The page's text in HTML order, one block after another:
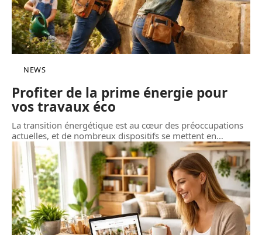
NEWS
Profiter de la prime énergie pour
vos travaux éco
La transition énergétique est au cœur des préoccupations
actuelles, et de nombreux dispositifs se mettent en…